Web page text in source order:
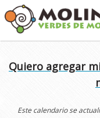
Skip
to
content
Quiero agregar
Este calendario se